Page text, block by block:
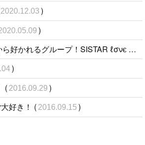
2020.12.03 )
)
好かれるグループ！SISTAR ℓσνє (
)
( 2016.09.29 )
好き！ ( 2016.09.15 )